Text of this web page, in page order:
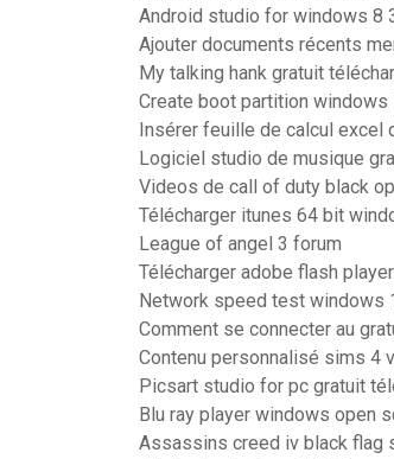
Android studio for windows 8
Ajouter documents récents
My talking hank gratuit
Create boot partition windows
Insérer feuille de calcul excel
Logiciel studio de musique
Videos de call of duty black
Télécharger itunes 64 bit
League of angel 3 forum
Télécharger adobe flash
Network speed test windows
Comment se connecter au
Contenu personnalisé sims 4
Picsart studio for pc gratuit
Blu ray player windows open
Assassins creed iv black flag